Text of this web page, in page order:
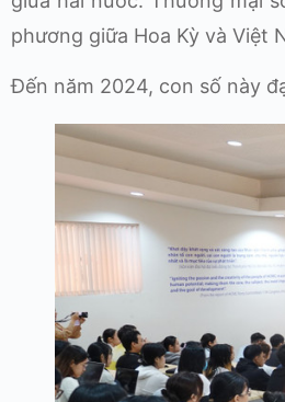
phương giữa Hoa Kỳ và Việt
Đến năm 2024, con số này